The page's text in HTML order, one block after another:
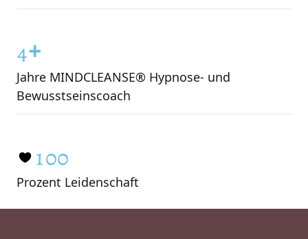
4
5
7
8
9
+
Jahre MINDCLEANSE® Hypnose- und
Bewusstseinscoach
1
2
0
1
0
1
Prozent Leidenschaft